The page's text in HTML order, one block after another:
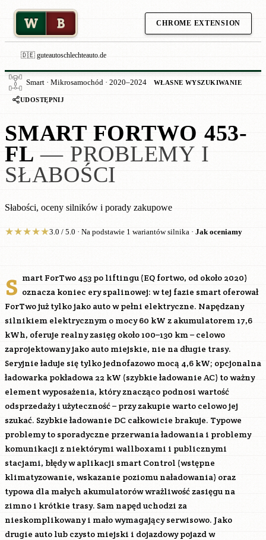
W B CHROME EXTENSION
🇩🇪 guteautoschlechteauto.de
Smart · Mikrosamochód · 2020–2024 WŁASNE WYSZUKIWANIE
UDOSTĘPNIJ
SMART FORTWO 453-
FL — PROBLEMY I
SŁABOŚCI
Słabości, oceny silników i porady zakupowe
★★★★★3.0 / 5.0 · Na podstawie 1 wariantów silnika · Jak oceniamy
s mart ForTwo 453 po liftingu (EQ fortwo, od około 2020)
oznacza koniec ery spalinowej: w tej fazie smart oferował
ForTwo już tylko jako auto w pełni elektryczne. Napędzany
silnikiem elektrycznym o mocy 60 kW z akumulatorem 17,6
kWh, oferuje realny zasięg około 100–130 km – celowo
zaprojektowany jako auto miejskie, nie na długie trasy.
Seryjnie ładuje się tylko jednofazowo mocą 4,6 kW; opcjonalna
ładowarka pokładowa 22 kW (szybkie ładowanie AC) to ważny
element wyposażenia, który znacząco podnosi wartość
odsprzedaży i użyteczność – przy zakupie warto celowo jej
szukać. Szybkie ładowanie DC całkowicie brakuje. Typowe
problemy to sporadyczne przerwania ładowania i problemy
komunikacji z niektórymi wallboxami i publicznymi
stacjami, błędy w aplikacji smart Control (wstępne
klimatyzowanie, wskazanie poziomu naładowania) oraz
typowa dla małych akumulatorów wrażliwość zasięgu na
zimno i krótkie trasy. Sam napęd uchodzi za
nieskomplikowany i mało wymagający serwisowo. Jako
drugie auto lub czysto miejski i dojazdowy pojazd w